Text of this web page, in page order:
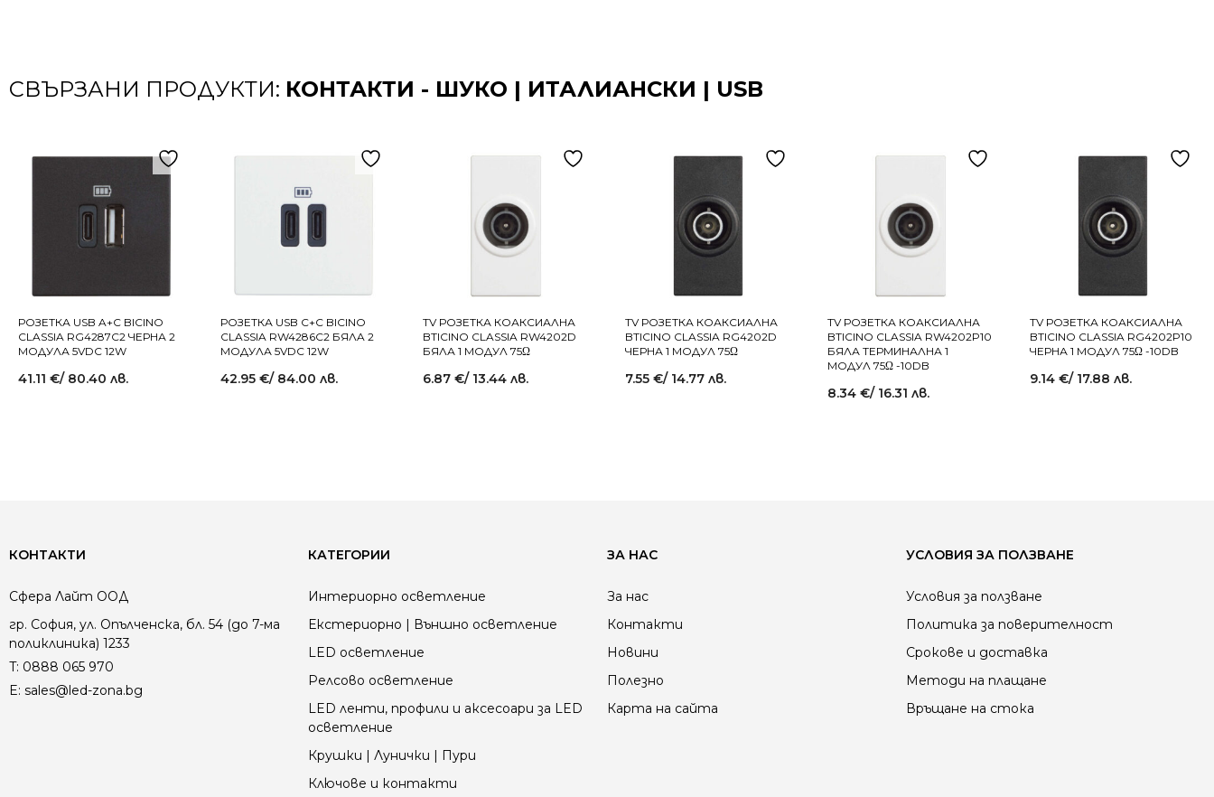
СВЪРЗАНИ ПРОДУКТИ: КОНТАКТИ - ШУКО | ИТАЛИАНСКИ | USB
РОЗЕТКА USB A+C BICINO
CLASSIA RG4287C2 ЧЕРНА 2
МОДУЛА 5VDC 12W
41.11 €/ 80.40 лв.
РОЗЕТКА USB C+C BICINO
CLASSIA RW4286C2 БЯЛA 2
МОДУЛА 5VDC 12W
42.95 €/ 84.00 лв.
TV РОЗЕТКА КОАКСИАЛНА
BTICINO CLASSIA RW4202D
БЯЛА 1 МОДУЛ 75Ω
6.87 €/ 13.44 лв.
TV РОЗЕТКА КОАКСИАЛНА
BTICINO CLASSIA RG4202D
ЧЕРНА 1 МОДУЛ 75Ω
7.55 €/ 14.77 лв.
TV РОЗЕТКА КОАКСИАЛНА
BTICINO CLASSIA RW4202P10
БЯЛА ТЕРМИНАЛНА 1
МОДУЛ 75Ω -10DB
8.34 €/ 16.31 лв.
TV РОЗЕТКА КОАКСИАЛНА
BTICINO CLASSIA RG4202P10
ЧЕРНА 1 МОДУЛ 75Ω -10DB
9.14 €/ 17.88 лв.
КОНТАКТИ
Сфера Лайт ООД
гр. София, ул. Опълченска, бл. 54 (до 7-ма
поликлиника) 1233
T: 0888 065 970
E: sales@led-zona.bg
КАТЕГОРИИ
Интериорно осветление
Екстериорно | Външно осветление
LED осветление
Релсово осветление
LED ленти, профили и аксесоари за LED
осветление
Крушки | Лунички | Пури
Ключове и контакти
ЗА НАС
За нас
Контакти
Новини
Полезно
Карта на сайта
УСЛОВИЯ ЗА ПОЛЗВАНЕ
Условия за ползване
Политика за поверителност
Срокове и доставка
Методи на плащане
Връщане на стока